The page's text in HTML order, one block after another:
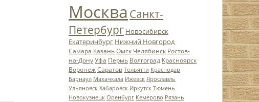
Москва Санкт-
Петербург Новосибирск
Екатеринбург Нижний Новгород
Самара КазаньОмск Челябинск Ростов-
на-ДонуУфа Пермь Волгоград Красноярск
ВоронежСаратов Тольятти Краснодар
Барнаул Махачкала Ижевск Ярославль
Ульяновск Хабаровск Иркутск Тюмень
Новокузнецк Оренбург Кемерово Рязань